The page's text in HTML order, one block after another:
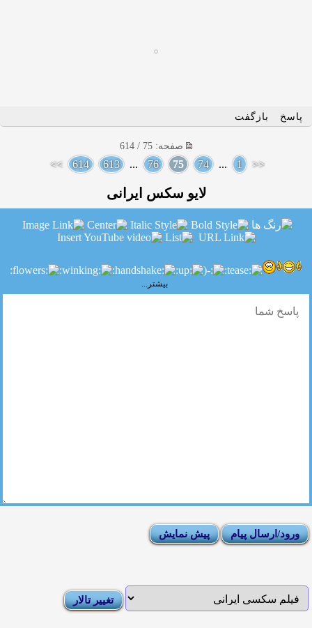
پاسخ بازگفت
صفحه: 75 / 614
<<
1
...
74
75
76
...
613
614
>>
لایو سکس ایرانی
بیشتر...